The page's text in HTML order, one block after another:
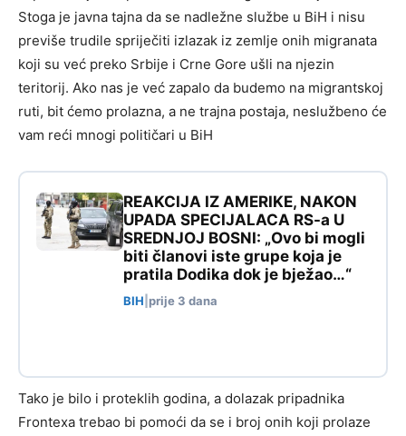
Stoga je javna tajna da se nadležne službe u BiH i nisu
previše trudile spriječiti izlazak iz zemlje onih migranata
koji su već preko Srbije i Crne Gore ušli na njezin
teritorij. Ako nas je već zapalo da budemo na migrantskoj
ruti, bit ćemo prolazna, a ne trajna postaja, neslužbeno će
vam reći mnogi političari u BiH
REAKCIJA IZ AMERIKE, NAKON
UPADA SPECIJALACA RS-a U
SREDNJOJ BOSNI: „Ovo bi mogli
biti članovi iste grupe koja je
pratila Dodika dok je bježao…“
BIH prije 3 dana
Tako je bilo i proteklih godina, a dolazak pripadnika
Frontexa trebao bi pomoći da se i broj onih koji prolaze